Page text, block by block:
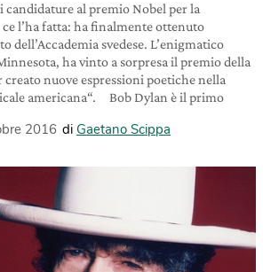
al premio Nobel per la
l’ha fatta: ha finalmente ottenuto
dell’Accademia svedese. L’enigmatico
ha vinto a sorpresa il premio della
creato nuove espressioni poetiche nella
americana“. Bob Dylan è il primo
2016 di Gaetano Scippa